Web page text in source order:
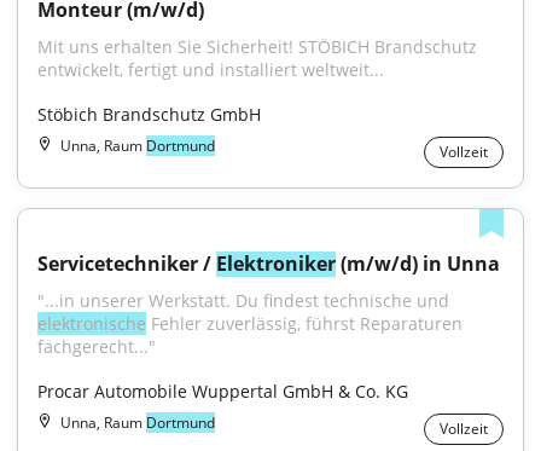
Monteur (m/w/d)
Mit uns erhalten Sie Sicherheit! STÖBICH Brandschutz
entwickelt, fertigt und installiert weltweit...
Stöbich Brandschutz GmbH
Unna, Raum Dortmund Vollzeit
Servicetechniker / Elektroniker (m/w/d) in Unna
elektronische Fehler zuverlässig, führst Reparaturen
fachgerecht..."
Procar Automobile Wuppertal GmbH & Co. KG
Unna, Raum Dortmund Vollzeit